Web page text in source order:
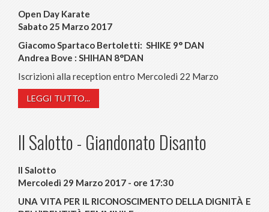
Open Day Karate
Sabato 25 Marzo 2017
Giacomo Spartaco Bertoletti: SHIKE 9° DAN
Andrea Bove : SHIHAN 8°DAN
Iscrizioni alla reception entro Mercoledi 22 Marzo
LEGGI TUTTO...
Il Salotto - Giandonato Disanto
Il Salotto
Mercoledì 29 Marzo 2017 - ore 17:30
UNA VITA PER IL RICONOSCIMENTO DELLA DIGNITÀ E